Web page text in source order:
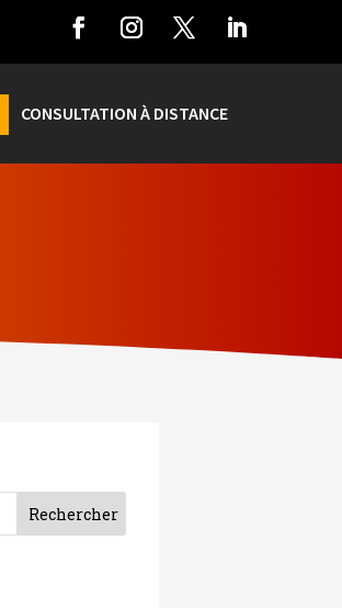
CONSULTATION À DISTANCE